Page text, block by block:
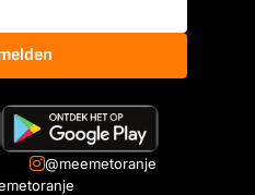
@meemetoranje